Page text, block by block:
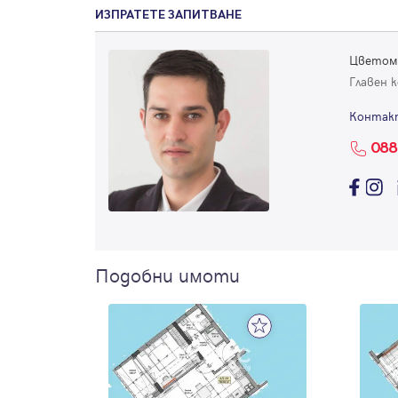
ИЗПРАТЕТЕ ЗАПИТВАНЕ
Главен
Подобни имоти